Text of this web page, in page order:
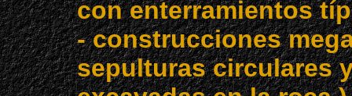
con enterramientos
- construcciones
sepulturas circulares